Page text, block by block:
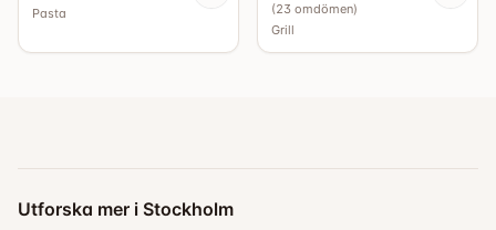
Pasta (23 omdömen)
Grill
Utforska mer i Stockholm